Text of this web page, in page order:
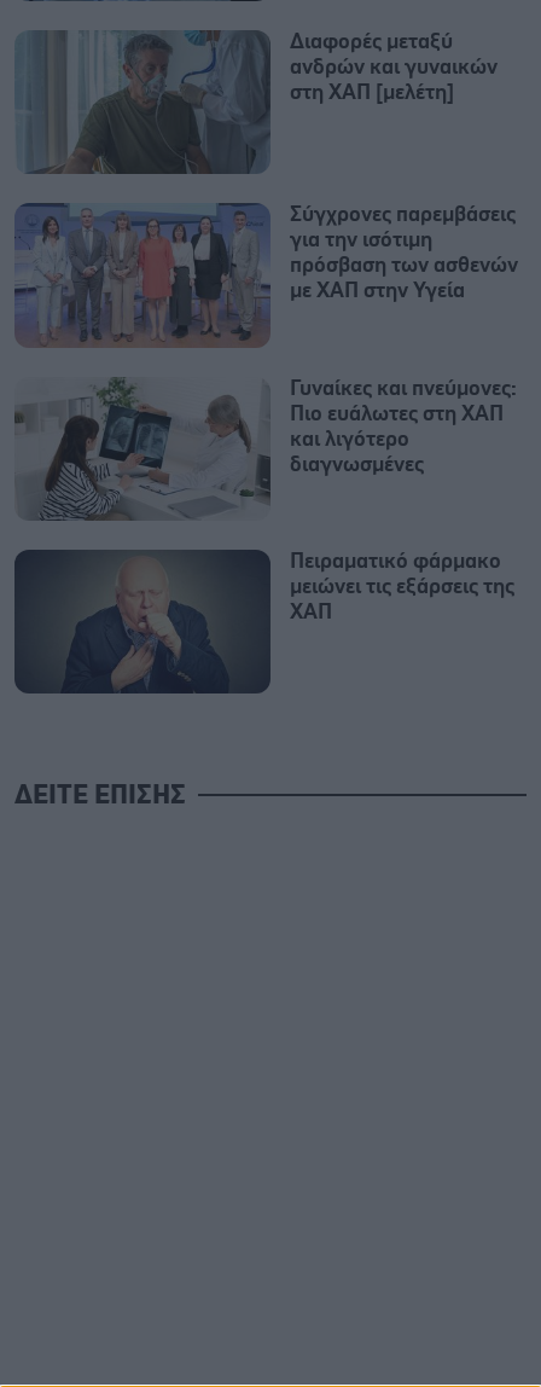
Διαφορές μεταξύ
ανδρών και γυναικών
στη ΧΑΠ [μελέτη]
Σύγχρονες παρεμβάσεις
για την ισότιμη
πρόσβαση των ασθενών
με ΧΑΠ στην Υγεία
Γυναίκες και πνεύμονες:
Πιο ευάλωτες στη ΧΑΠ
και λιγότερο
διαγνωσμένες
Πειραματικό φάρμακο
μειώνει τις εξάρσεις της
ΧΑΠ
ΔΕΙΤΕ ΕΠΙΣΗΣ